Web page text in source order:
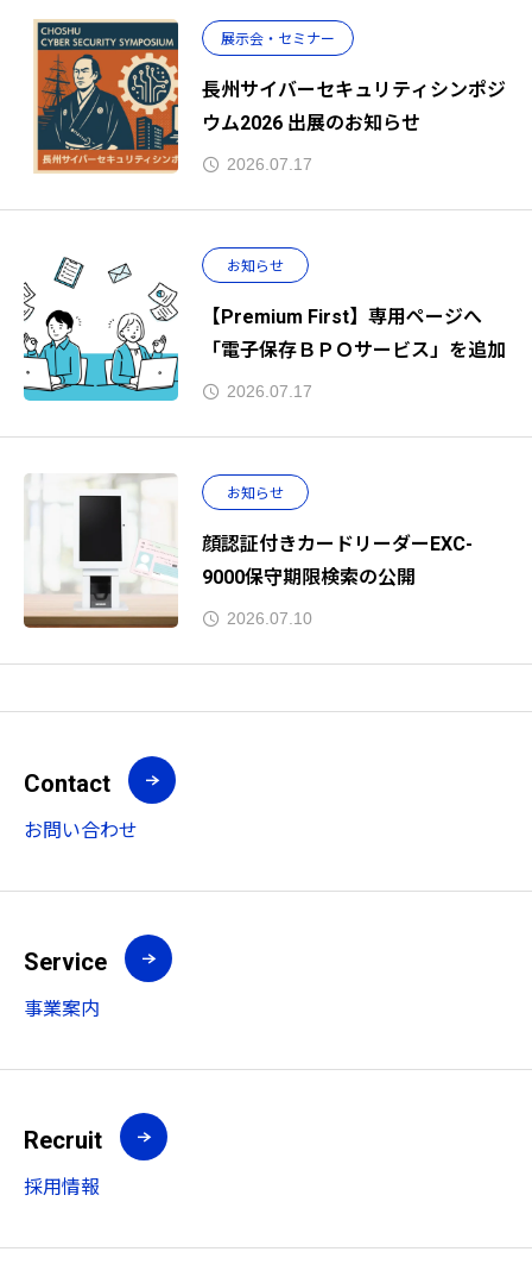
展示会・セミナー
長州サイバーセキュリティシンポジ
ウム2026 出展のお知らせ
2026.07.17
お知らせ
【Premium First】専用ページへ
「電子保存ＢＰＯサービス」を追加
2026.07.17
お知らせ
顔認証付きカードリーダーEXC-
9000保守期限検索の公開
2026.07.10
Contact
お問い合わせ
Service
事業案内
Recruit
採用情報